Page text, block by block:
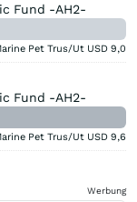
Fund -AH2-
Pet Trus/Ut USD 9,0
Fund -AH2-
Pet Trus/Ut USD 9,6
Werbung